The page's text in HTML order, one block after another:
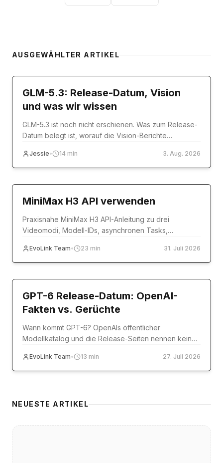
AUSGEWÄHLTER ARTIKEL
GLM-5.3: Release-Datum, Vision
und was wir wissen
GLM-5.3 ist noch nicht erschienen. Was zum Release-
Datum belegt ist, worauf die Vision-Berichte
können.
Jessie• 14 min 3. Aug. 2026
Tutorial
MiniMax H3 API verwenden
Praxisnahe MiniMax H3 API-Anleitung zu drei
Videomodi, Modell-IDs, asynchronen Tasks,
Produktion.
EvoLink Team• 23 min 31. Juli 2026
model-release
GPT-6 Release-Datum: OpenAI-
Fakten vs. Gerüchte
Wann kommt GPT-6? OpenAIs öffentlicher
Modellkatalog und die Release-Seiten nennen kein
Polymarket & Co.
EvoLink Team• 13 min 27. Juli 2026
NEUESTE ARTIKEL